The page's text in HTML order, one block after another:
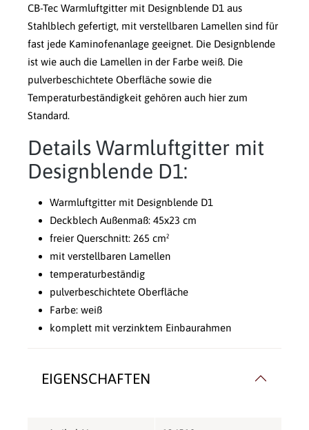
CB-Tec Warmluftgitter mit Designblende D1 aus
Stahlblech gefertigt, mit verstellbaren Lamellen sind für
fast jede Kaminofenanlage geeignet. Die Designblende
ist wie auch die Lamellen in der Farbe weiß. Die
pulverbeschichtete Oberfläche sowie die
Temperaturbeständigkeit gehören auch hier zum
Standard.
Details Warmluftgitter mit
Designblende D1:
Warmluftgitter mit Designblende D1
Deckblech Außenmaß: 45x23 cm
freier Querschnitt: 265 cm²
mit verstellbaren Lamellen
temperaturbeständig
pulverbeschichtete Oberfläche
Farbe: weiß
komplett mit verzinktem Einbaurahmen
EIGENSCHAFTEN